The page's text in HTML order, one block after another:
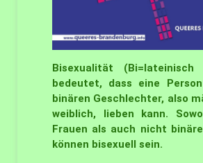
Bisexualität
bedeutet, dass eine
binären Geschlechter, also
weiblich, lieben kann.
Frauen als auch nicht
können bisexuell sein.